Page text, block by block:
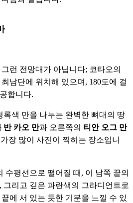
런 전망대가 아닙니다; 코타오의
남단에 위치해 있으며, 180도에 걸
합니다.
록색 만을 나누는 완벽한 뼈대의 땅
반 카오 만과 오른쪽의 티안 오그 만
장 많이 사진이 찍히는 장소입니
수평선으로 떨어질 때, 이 남쪽 끝의
그리고 깊은 파란색의 그라디언트로
에 서 있는 듯한 기분을 느낄 수 있